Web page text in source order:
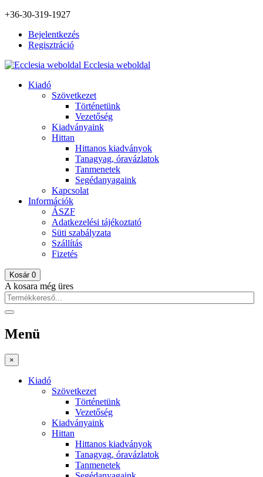
+36-30-319-1927
Bejelentkezés
Regisztráció
Ecclesia weboldal
Kiadó
Szövetkezet
Történetünk
Vezetőség
Kiadványaink
Hittan
Hittanos kiadványok
Tanagyag, óravázlatok
Tanmenetek
Segédanyagaink
Kapcsolat
Információk
ÁSZF
Adatkezelési tájékoztató
Süti szabályzata
Szállítás
Fizetés
Kosár 0
A kosara még üres
Menü
×
Kiadó
Szövetkezet
Történetünk
Vezetőség
Kiadványaink
Hittan
Hittanos kiadványok
Tanagyag, óravázlatok
Tanmenetek